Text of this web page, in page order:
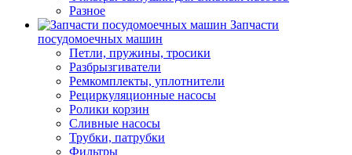
Разное
Запчасти
посудомоечных машин
Петли, пружины, тросики
Разбрызгиватели
Ремкомплекты, уплотнители
Рециркуляционные насосы
Ролики корзин
Сливные насосы
Трубки, патрубки
Фильтры